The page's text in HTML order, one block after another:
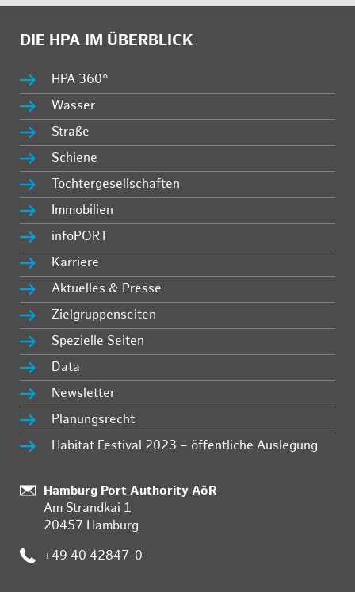
DIE HPA IM ÜBERBLICK
HPA 360°
Wasser
Straße
Schiene
Tochtergesellschaften
Immobilien
infoPORT
Karriere
Aktuelles & Presse
Zielgruppenseiten
Spezielle Seiten
Data
Newsletter
Planungsrecht
Habitat Festival 2023 – öffentliche Auslegung
Standort:
Hamburg Port Authority AöR
Am Strandkai 1
20457 Hamburg
Telefon:
+49 40 42847-0